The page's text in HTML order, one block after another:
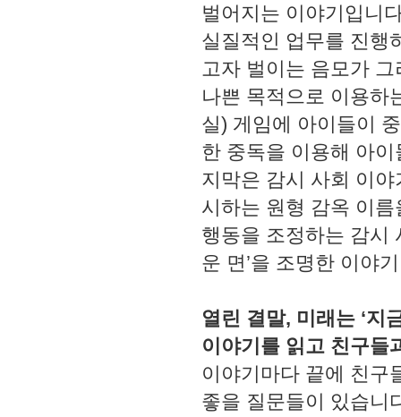
벌어지는 이야기입니
실질적인 업무를 진행
고자 벌이는 음모가
나쁜 목적으로 이용하
실) 게임에 아이들이
한 중독을 이용해 아
지막은 감시 사회 이야
시하는 원형 감옥 이
행동을 조정하는 감시
운 면’을 조명한 이야
열린 결말, 미래는 ‘지
이야기를 읽고 친구들
이야기마다 끝에 친구
좋을 질문들이 있습니